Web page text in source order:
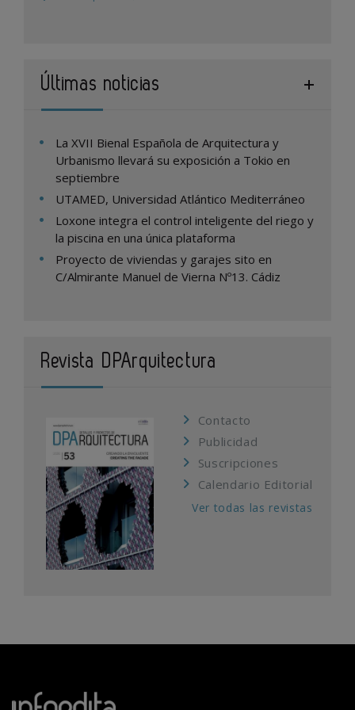
Últimas noticias
La XVII Bienal Española de Arquitectura y
Urbanismo llevará su exposición a Tokio en
septiembre
UTAMED, Universidad Atlántico Mediterráneo
Loxone integra el control inteligente del riego y
la piscina en una única plataforma
Proyecto de viviendas y garajes sito en
C/Almirante Manuel de Vierna Nº13. Cádiz
Revista DPArquitectura
Contacto
Publicidad
Suscripciones
Calendario Editorial
Ver todas las revistas